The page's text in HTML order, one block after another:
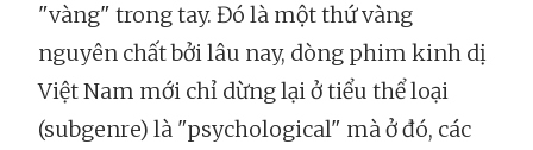
"vàng" trong tay. Đó là một thứ vàng
nguyên chất bởi lâu nay, dòng phim kinh dị
Việt Nam mới chỉ dừng lại ở tiểu thể loại
(subgenre) là "psychological" mà ở đó, các